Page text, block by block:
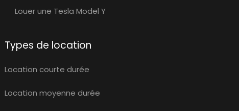
Louer une Tesla Model Y
Types de location
Location courte durée
Location moyenne durée